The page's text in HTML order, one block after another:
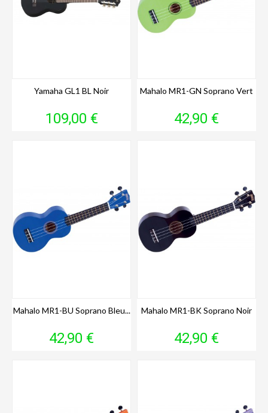
Yamaha GL1 BL Noir
Prix
109,00 €
Mahalo MR1-GN Soprano Vert
Prix
42,90 €
Mahalo MR1-BU Soprano Bleu...
Prix
42,90 €
Mahalo MR1-BK Soprano Noir
Prix
42,90 €